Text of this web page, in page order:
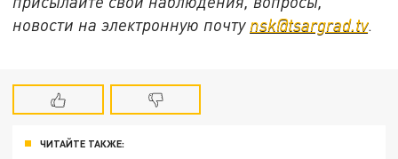
новости на электронную почту nsk@tsargrad.tv.
ЧИТАЙТЕ ТАКЖЕ: